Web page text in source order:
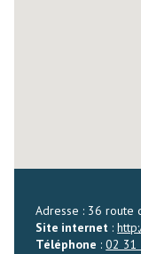
Adresse : 36 route
Site internet :
Téléphone :02 31